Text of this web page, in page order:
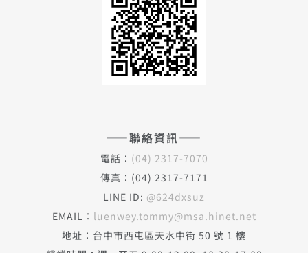
——聯絡資訊——
電話： (04) 2317-7070
傳真：(04) 2317-7171
LINE ID: @624dxsuz
EMAIL： luenwey.tommy@msa.hinet.net
地址：台中市西屯區天水中街 50 號 1 樓